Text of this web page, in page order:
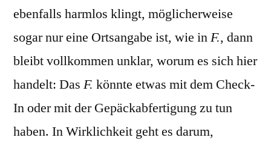
ebenfalls harmlos klingt, möglicherweise
sogar nur eine Ortsangabe ist, wie inF., dann
bleibt vollkommen unklar, worum es sich hier
handelt: Das F. könnte etwas mit dem Check-
In oder mit der Gepäckabfertigung zu tun
haben. In Wirklichkeit geht es darum,